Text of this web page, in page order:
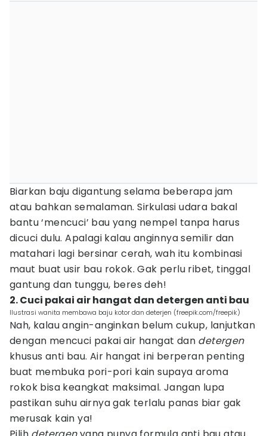
Biarkan baju digantung selama beberapa jam
atau bahkan semalaman. Sirkulasi udara bakal
bantu ‘mencuci’ bau yang nempel tanpa harus
dicuci dulu. Apalagi kalau anginnya semilir dan
matahari lagi bersinar cerah, wah itu kombinasi
maut buat usir bau rokok. Gak perlu ribet, tinggal
gantung dan tunggu, beres deh!
2. Cuci pakai air hangat dan detergen anti bau
Ilustrasi wanita membawa baju kotor dan deterjen (freepik.com/freepik)
Nah, kalau angin-anginkan belum cukup, lanjutkan
dengan mencuci pakai air hangat dan detergen
khusus anti bau. Air hangat ini berperan penting
buat membuka pori-pori kain supaya aroma
rokok bisa keangkat maksimal. Jangan lupa
pastikan suhu airnya gak terlalu panas biar gak
merusak kain ya!